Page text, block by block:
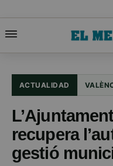
ACTUALIDAD
recupera
gestió